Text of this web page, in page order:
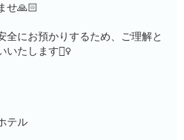
せ🙏🏻
全にお預かりするため、ご理解と
いたします🙇‍♀️
テル